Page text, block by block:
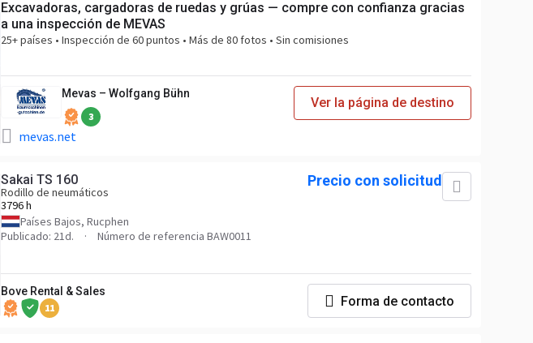
Excavadoras, cargadoras de ruedas y grúas — compre con confianza gracias
a una inspección de MEVAS
25+ países • Inspección de 60 puntos • Más de 80 fotos • Sin comisiones
Mevas – Wolfgang Bühn
3
mevas.net
Ver la página de destino
Sakai TS 160
Rodillo de neumáticos
3796 h
Países Bajos, Rucphen
Publicado: 21d.
Número de referencia BAW0011
Precio con solicitud
Bove Rental & Sales
11 Forma de contacto